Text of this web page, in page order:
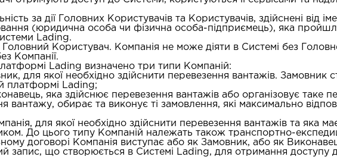
за дії Головних Користувачів та Користувачів, здійснені від
(юридична особа чи фізична особа-підприємець), яка
Lading.
Користувач. Компанія не може діяти в Системі без
Компанії.
Lading визначено три типи Компаній:
для якої необхідно здійснити перевезення вантажів. Замовник
платформі Lading;
яка здійснює перевезення вантажів або організовує таке
вантажу, обирає та виконує ті замовлення, які максимально
для якої необхідно здійснити перевезення вантажів та яка
До цього типу Компаній належать також транспортно-
договорі Компанія виступає або як Замовник, або як
запис, що створюється в Системі Lading, для отримання доступу